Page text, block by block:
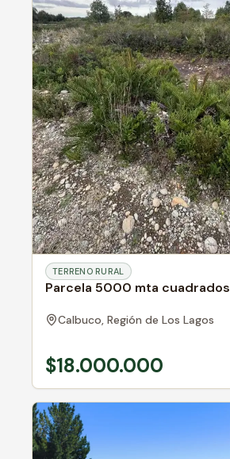
TERRENO RURAL
Parcela 5000 mta cuadrados
Calbuco, Región de Los Lagos
$18.000.000